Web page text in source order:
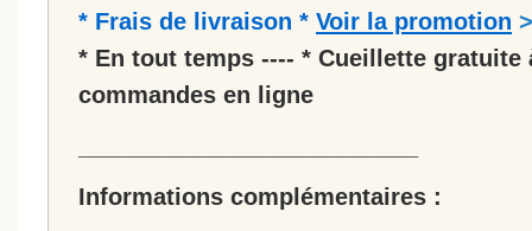
* Frais de livraison * Voir la promotion >
* En tout temps ---- * Cueillette gratuite
commandes en ligne
Informations complémentaires :